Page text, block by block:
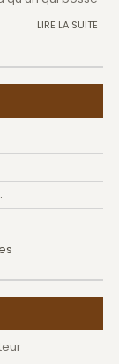
LIRE LA SUITE